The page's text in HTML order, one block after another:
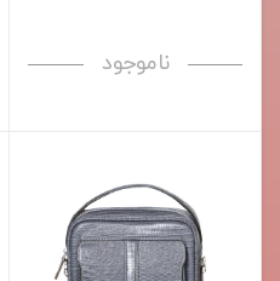
ناموجود